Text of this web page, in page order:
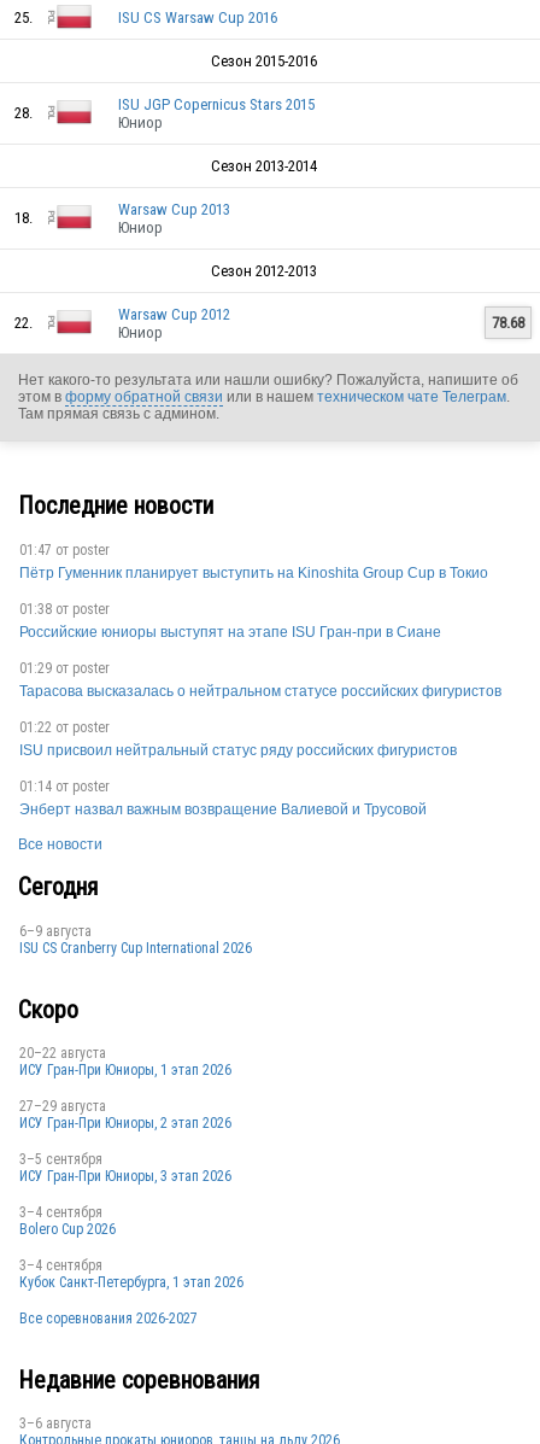
POL
POL
POL
POL
POL
POL
POL
25. ISU CS Warsaw Cup 2016
Сезон 2015-2016
28.
ISU JGP Copernicus Stars 2015
Юниор
Сезон 2013-2014
18.
Warsaw Cup 2013
Юниор
Сезон 2012-2013
22.
Warsaw Cup 2012
Юниор
78.68
Нет какого-то результата или нашли ошибку? Пожалуйста, напишите об
этом в форму обратной связи или в нашем техническом чате Телеграм
Там прямая связь с админом.
Последние новости
01:47 от poster
Пётр Гуменник планирует выступить на Kinoshita Group Cup в Токио
01:38 от poster
Российские юниоры выступят на этапе ISU Гран-при в Сиане
01:29 от poster
Тарасова высказалась о нейтральном статусе российских фигуристов
01:22 от poster
ISU присвоил нейтральный статус ряду российских фигуристов
01:14 от poster
Энберт назвал важным возвращение Валиевой и Трусовой
Все новости
Сегодня
6–9 августа
ISU CS Cranberry Cup International 2026
Скоро
20–22 августа
ИСУ Гран-При Юниоры, 1 этап 2026
27–29 августа
ИСУ Гран-При Юниоры, 2 этап 2026
3–5 сентября
ИСУ Гран-При Юниоры, 3 этап 2026
3–4 сентября
Bolero Cup 2026
3–4 сентября
Кубок Санкт-Петербурга, 1 этап 2026
Все соревнования 2026-2027
Недавние соревнования
3–6 августа